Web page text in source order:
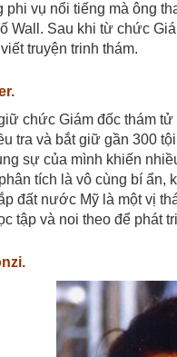
phi vụ nổi tiếng mà ông
Wall. Sau khi từ chức
truyện trinh thám.
chức Giám đốc thám
tra và bắt giữ gần 300
sự của mình khiến
tích là vô cùng bí ẩn,
đất nước Mỹ là một vị
tập và noi theo để phát